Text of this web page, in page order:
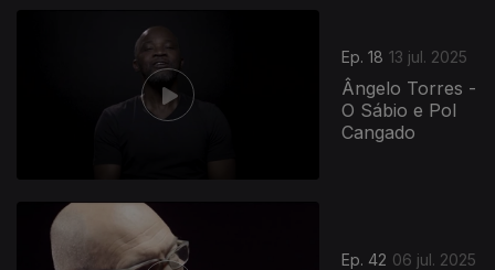
Ep. 18 13 jul. 2025
Ângelo Torres -
O Sábio e Pol
Cangado
Ep. 42 06 jul. 2025
862045